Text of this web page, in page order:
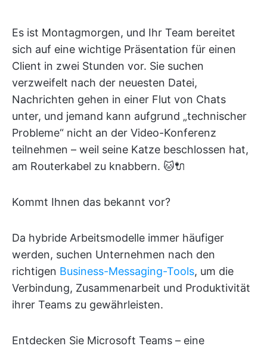
Es ist Montagmorgen, und Ihr Team bereitet
sich auf eine wichtige Präsentation für einen
Client in zwei Stunden vor. Sie suchen
verzweifelt nach der neuesten Datei,
Nachrichten gehen in einer Flut von Chats
unter, und jemand kann aufgrund „technischer
Probleme“ nicht an der Video-Konferenz
teilnehmen – weil seine Katze beschlossen hat,
am Routerkabel zu knabbern. 🐱🔌
Kommt Ihnen das bekannt vor?
Da hybride Arbeitsmodelle immer häufiger
werden, suchen Unternehmen nach den
richtigen Business-Messaging-Tools, um die
Verbindung, Zusammenarbeit und Produktivität
ihrer Teams zu gewährleisten.
Entdecken Sie Microsoft Teams – eine